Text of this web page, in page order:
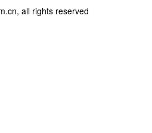
all rights reserved